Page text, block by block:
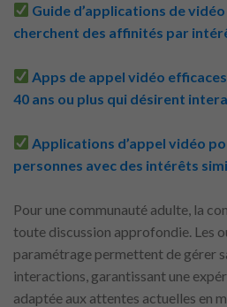
Guide d’applications de
cherchent des affinités par
Apps de appel vidéo
40 ans ou plus qui désirent
Applications d’appel vidéo
personnes avec des intérêts
Pour une communauté adulte, la
toute discussion approfondie. Les
paramétrage permettent de gérer
interactions, garantissant une
adaptée aux attentes actuelles en